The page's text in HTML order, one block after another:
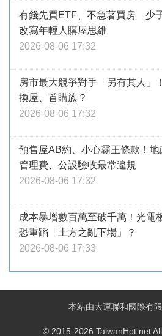
有錢先買ETF、不急著買房 少
改寫年輕人購屋思維
2026-08-06 17:32
房市最大競爭對手「另有其人」
換屋、首購族？
2026-08-06 17:32
預售屋AB約、小心霸王條款！地
管理費、公設驗收最常違規
2026-08-06 17:32
成本暴增數百萬至破千萬！光電
恐重蹈「土方之亂下場」？
2026-08-06 17:33
本站由大運聯和國際有
© 2015-2026 TaiwanHot.net